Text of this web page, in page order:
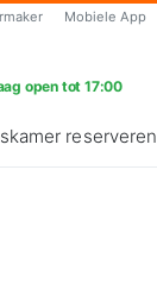
Mobiele App
open tot 17:00
reserveren